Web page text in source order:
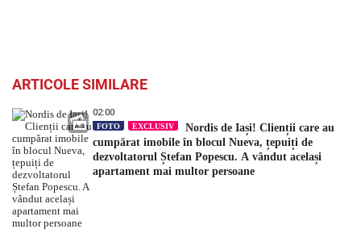
ARTICOLE SIMILARE
02:00
FOTO EXCLUSIV
Nordis de Iași! Clienții care au
cumpărat imobile în blocul Nueva, țepuiți de
dezvoltatorul Ștefan Popescu. A vândut același
apartament mai multor persoane